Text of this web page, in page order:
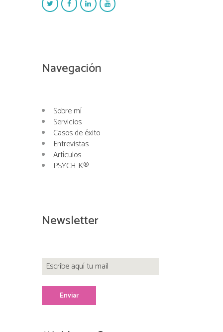
Navegación
Sobre mí
Servicios
Casos de éxito
Entrevistas
Artículos
PSYCH-K®
Newsletter